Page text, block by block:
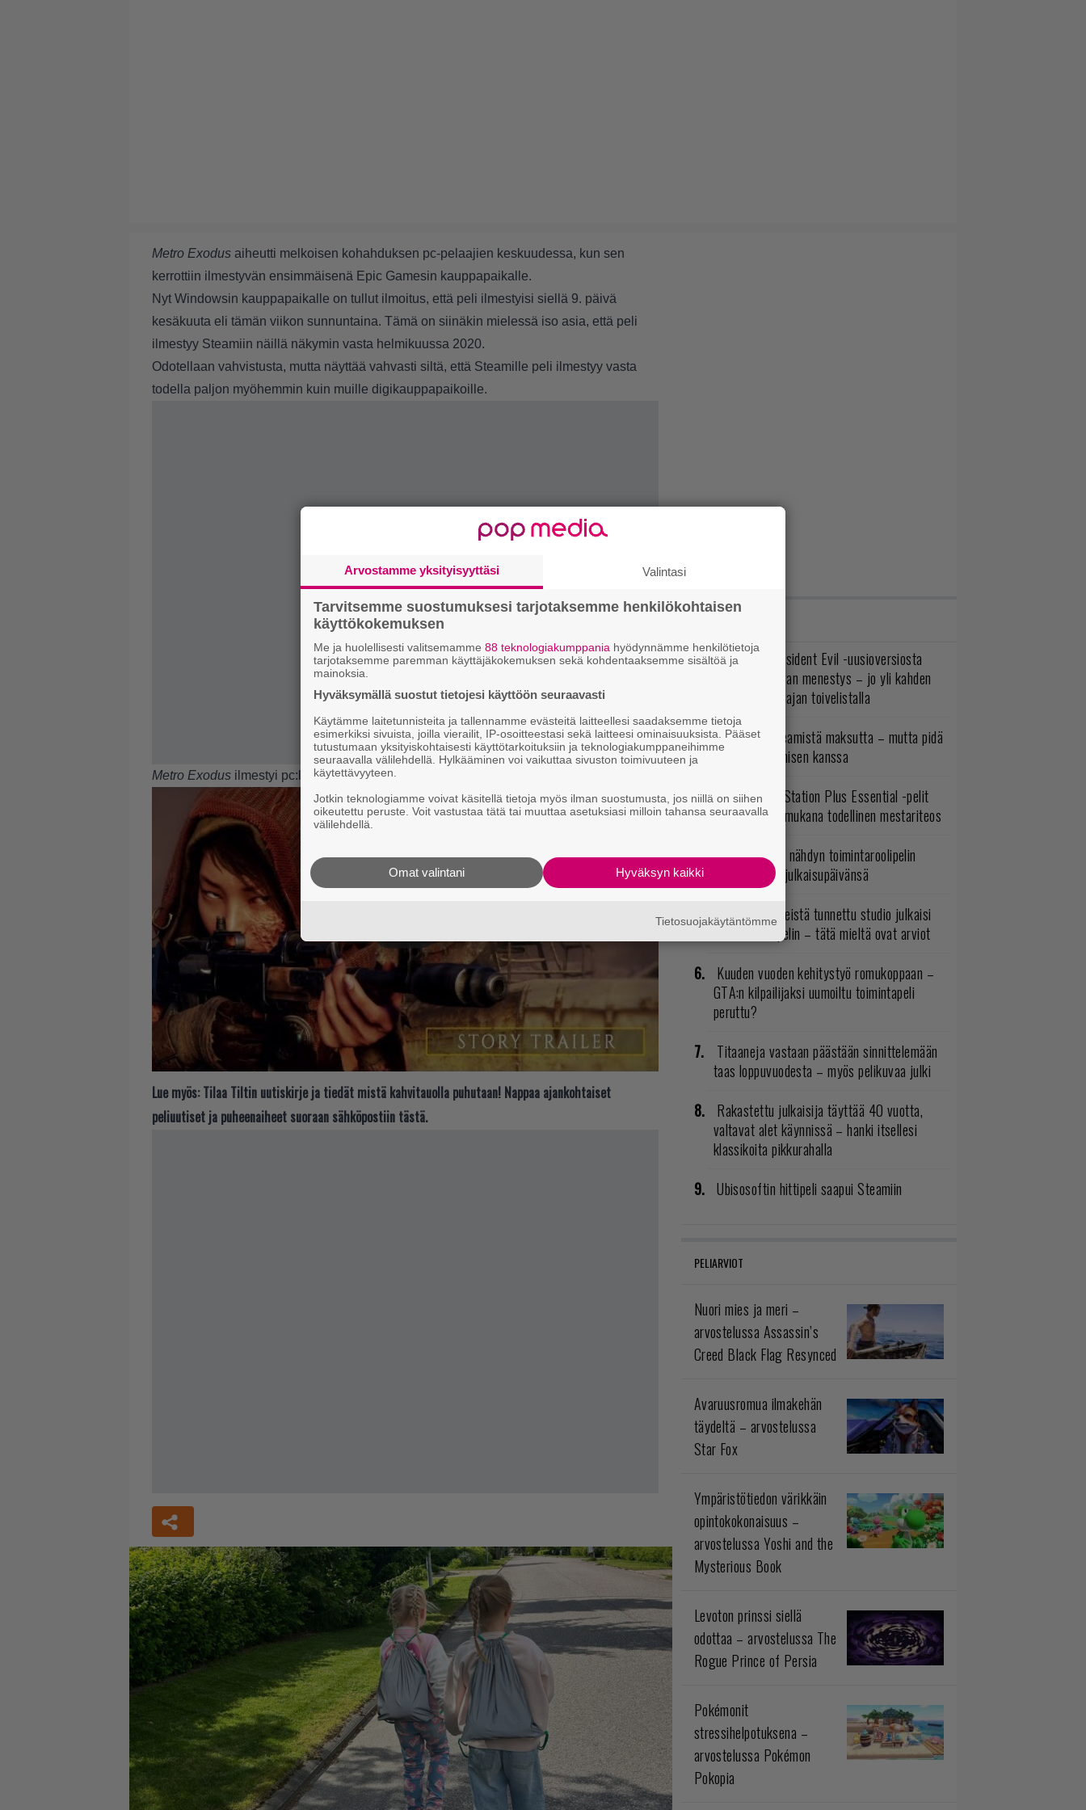
Metro Exodus aiheutti melkoisen kohahduksen pc-pelaajien keskuudessa, kun sen
kerrottiin ilmestyvän ensimmäisenä Epic Gamesin kauppapaikalle.
Nyt Windowsin kauppapaikalle on tullut ilmoitus, että peli ilmestyisi siellä 9. päivä
kesäkuuta eli tämän viikon sunnuntaina. Tämä on siinäkin mielessä iso asia, että peli
ilmestyy Steamiin näillä näkymin vasta helmikuussa 2020.
Odotellaan vahvistusta, mutta näyttää vahvasti siltä, että Steamille peli ilmestyy vasta
todella paljon myöhemmin kuin muille digikauppapaikoille.
Metro Exodus ilmestyi pc:lle, PS4:lle sekä Xbox Onelle tämän vuoden helmikuussa.
Lue myös: Tilaa Tiltin uutiskirje ja tiedät mistä kahvitauolla puhutaan! Nappaa ajankohtaiset
peliuutiset ja puheenaiheet suoraan sähköpostiin tästä.
Tulevasta Resident Evil -uusioversiosta
näyttäisi tulevan menestys – jo yli kahden
miljoonan pelaajan toivelistalla
Loistopeli Steamistä maksutta – mutta pidä
kiirettä lataamisen kanssa
Elokuun PlayStation Plus Essential -pelit
ilmestyivät – mukana todellinen mestariteos
Vuonna 2018 nähdyn toimintaroolipelin
jatko-osa sai julkaisupäivänsä
Pokémon-peleistä tunnettu studio julkaisi
toimintaroolipelin – tätä mieltä ovat arviot
Kuuden vuoden kehitystyö romukoppaan –
GTA:n kilpailijaksi uumoiltu toimintapeli
peruttu?
Titaaneja vastaan päästään sinnittelemään
taas loppuvuodesta – myös pelikuvaa julki
Rakastettu julkaisija täyttää 40 vuotta,
valtavat alet käynnissä – hanki itsellesi
klassikoita pikkurahalla
Ubisosoftin hittipeli saapui Steamiin
PELIARVIOT
Nuori mies ja meri –
arvostelussa Assassin’s
Creed Black Flag Resynced
Avaruusromua ilmakehän
täydeltä – arvostelussa
Star Fox
Ympäristötiedon värikkäin
opintokokonaisuus –
arvostelussa Yoshi and the
Mysterious Book
Levoton prinssi siellä
odottaa – arvostelussa The
Rogue Prince of Persia
Pokémonit
stressihelpotuksena –
arvostelussa Pokémon
Pokopia
Arvostamme yksityisyyttäsi Valintasi
Tarvitsemme suostumuksesi tarjotaksemme henkilökohtaisen
käyttökokemuksen
Me ja huolellisesti valitsemamme 88 teknologiakumppania hyödynnämme henkilötietoja
tarjotaksemme paremman käyttäjäkokemuksen sekä kohdentaaksemme sisältöä ja
mainoksia.
Hyväksymällä suostut tietojesi käyttöön seuraavasti
Käytämme laitetunnisteita ja tallennamme evästeitä laitteellesi saadaksemme tietoja
esimerkiksi sivuista, joilla vierailit, IP-osoitteestasi sekä laitteesi ominaisuuksista. Pääset
tutustumaan yksityiskohtaisesti käyttötarkoituksiin ja teknologiakumppaneihimme
seuraavalla välilehdellä. Hylkääminen voi vaikuttaa sivuston toimivuuteen ja
käytettävyyteen.
Jotkin teknologiamme voivat käsitellä tietoja myös ilman suostumusta, jos niillä on siihen
oikeutettu peruste. Voit vastustaa tätä tai muuttaa asetuksiasi milloin tahansa seuraavalla
välilehdellä.
Hyväksyn kaikki
Omat valintani
Tietosuojakäytäntömme